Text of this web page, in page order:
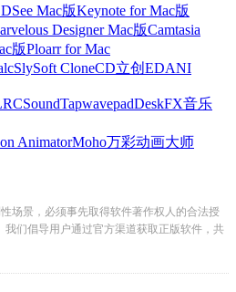
Mac版Keynote for Mac版
Designer Mac版Camtasia
版Ploarr for Mac
SlySoft CloneCD立创EDANI
SoundTapwavepadDeskFX音乐
AnimatorMoho万彩动画大师
场景，必须事先取得软件著作权人的合法授
们倡导用户通过官方渠道获取正版软件，共